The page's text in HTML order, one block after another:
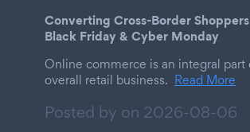
Converting Cross-Border
Black Friday & Cyber Monday
Online commerce is an integral part
overall retail business. Read More
Posted by on 2026-08-06